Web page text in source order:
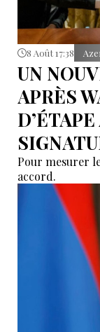
8 Août 17:38
UN
APRÈS
Pour mesurer
accord.